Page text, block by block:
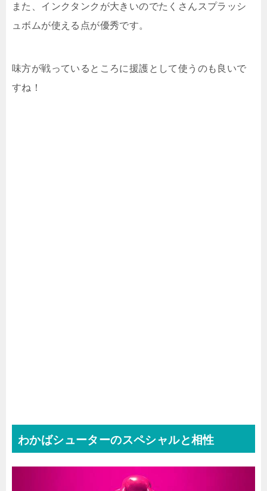
また、インクタンクが大きいのでたくさんスプラッシ
ュボムが使える点が優秀です。
味方が戦っているところに援護として使うのも良いで
すね！
わかばシューターのスペシャルと相性